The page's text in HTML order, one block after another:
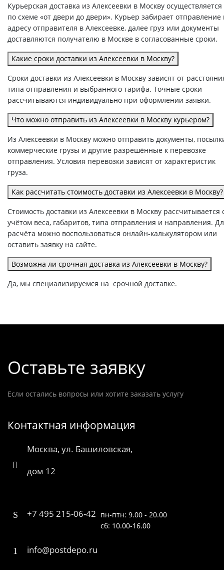
Курьерская доставка из Алексеевки в Москву осуществляется
по схеме «от двери до двери». Курьер забирает отправление
адресу отправителя в Алексеевке, далее груз или документы
доставляются получателю в Москве в согласованные сроки.
Какие сроки доставки из Алексеевки в Москву?
Сроки доставки из Алексеевки в Москву зависят от
типа отправления и выбранного тарифа. Точные сроки
рассчитываются индивидуально при оформлении заявки.
Что можно отправить из Алексеевки в Москву курьером?
Из Алексеевки в Москву можно отправить документы,
коммерческие грузы и другие разрешённые к перевозке
отправления. Условия перевозки зависят от характеристик
груза.
Как рассчитать стоимость доставки из Алексеевки в Москву?
Стоимость доставки из Алексеевки в Москву рассчитывается
учётом веса, габаритов, типа отправления и направления.
расчёта можно воспользоваться онлайн-калькулятором или
оставить заявку на сайте.
Возможна ли срочная доставка из Алексеевки в Москву?
Да, мы специализируемся на срочной доставке.
Оставьте заявку
Если остались вопросы или хотите заказать услугу
Контактная информация
Москва, ул. Башиловская,
дом 12
+7 495 215-06-42 пн-птн: 9.00 - 20.00
сб: 10.00-16.00
info@postdepo.ru